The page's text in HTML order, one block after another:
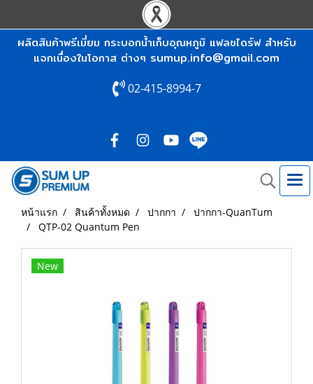
ผลิตสินค้าพรีเมี่ยม กระบอกน้ำเก็บอุณหภูมิ แฟลชไดร์ฟ สำหรับ
แจกเนื่องในโอกาส ต่างๆ sumup.info@gmail.com
02-415-8994-7
หน้าแรก สินค้าทั้งหมด ปากกา
ปากกา-QuanTum
QTP-02 Quantum Pen
New